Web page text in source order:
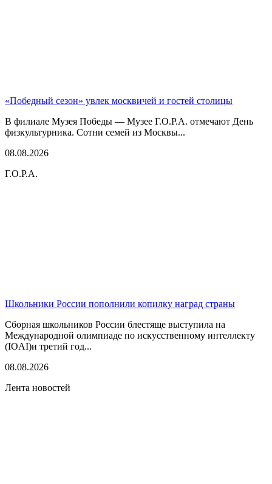
«Победный сезон» увлек москвичей и гостей столицы
В филиале Музея Победы — Музее Г.О.Р.А. отмечают День
физкультурника. Сотни семей из Москвы...
08.08.2026
Г.О.Р.А.
Школьники России пополнили копилку наград страны
Сборная школьников России блестяще выступила на
Международной олимпиаде по искусственному интеллекту
(IOAI)и третий год...
08.08.2026
Лента новостей